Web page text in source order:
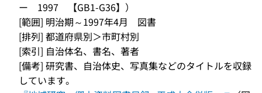
ー 1997 【GB1-G36】）
[範囲] 明治期～1997年4月 図書
[排列] 都道府県別＞市町村別
[索引] 自治体名、書名、著者
[備考] 研究書、自治体史、写真集などのタイトルを収録
しています。